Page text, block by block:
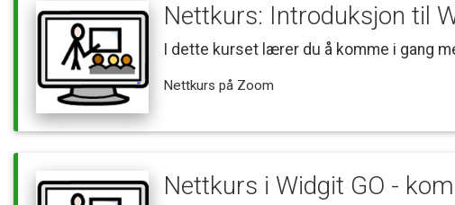
Nettkurs: Introduksjon til
dette kurset lærer du å komme i gang
Nettkurs på Zoom
Nettkurs i Widgit GO - kom